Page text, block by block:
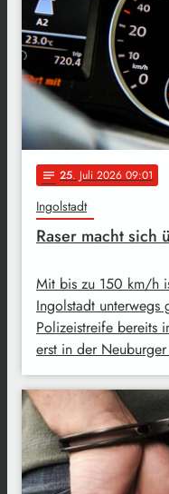
notes 25. Juli 2026 09:01
Ingolstadt
Raser macht sich
Mit bis zu 150 km/h
Ingolstadt unterwegs
Polizeistreife bereits
erst in der